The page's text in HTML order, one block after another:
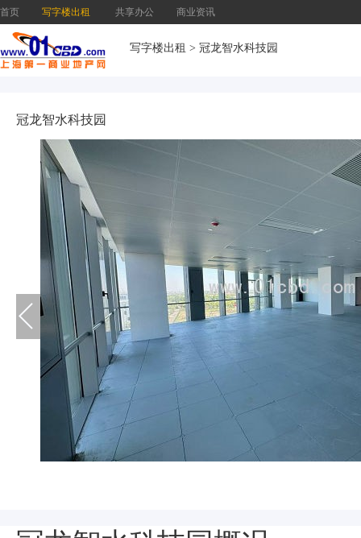
首页 写字楼出租 共享办公 商业资讯
写字楼出租 > 冠龙智水科技园
冠龙智水科技园